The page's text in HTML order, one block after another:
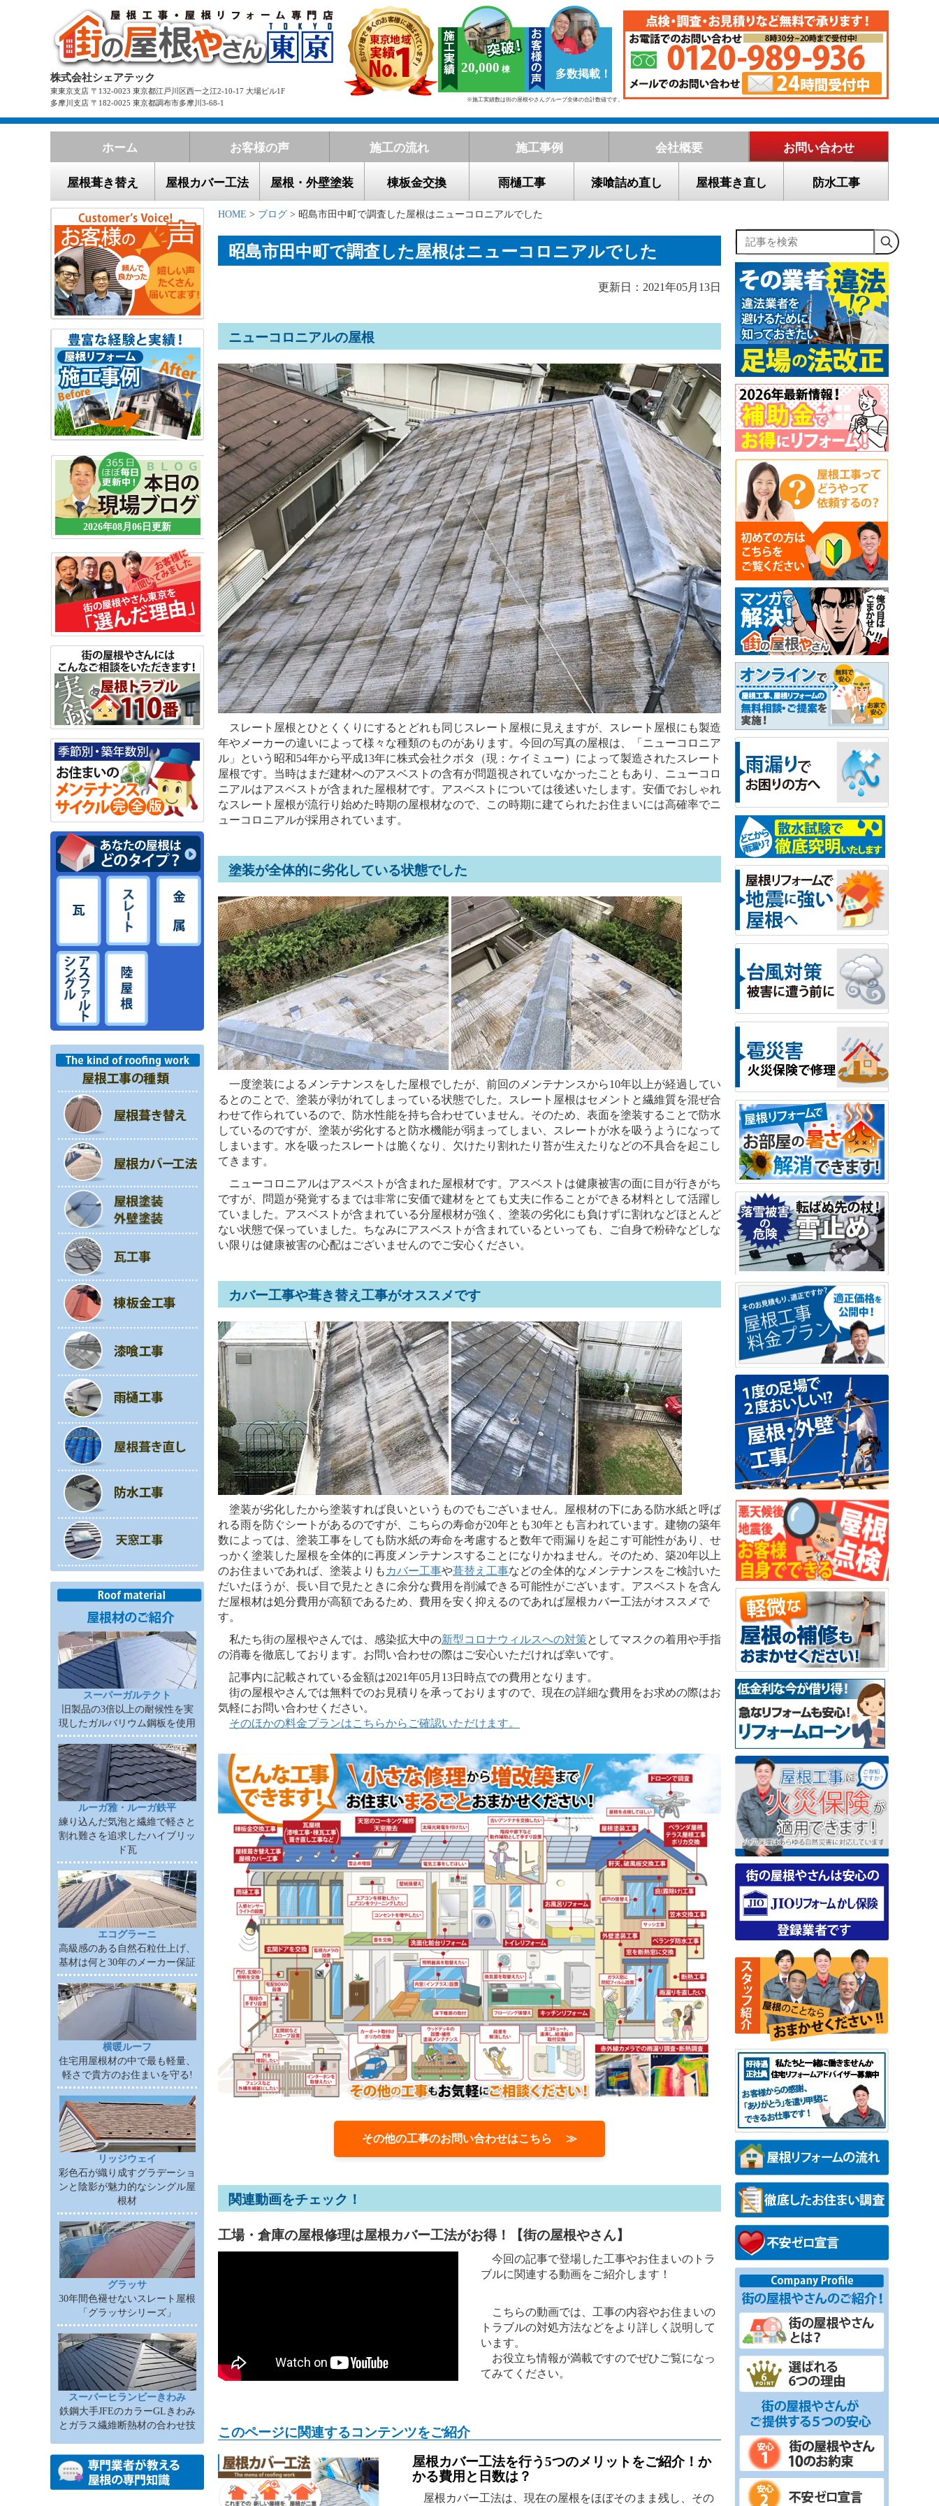
株式会社シェアテック
東東京支店 〒132-0023 東京都江戸川区西一之江2-10-17 大場ビル1F
多摩川支店 〒182-0025 東京都調布市多摩川3-68-1
20,000 多数掲載！
※施工実績数は街の屋根やさんグループ全体の合計数値です。
ホーム お客様の声 施工の流れ 施工事例 会社概要 お問い合わせ
屋根葺き替え 屋根カバー工法 屋根・外壁塗装 棟板金交換 雨樋工事 漆喰詰め直し 屋根葺き直し 防水工事
2026年08月06日更新
スーパーガルテクト
旧製品の3倍以上の耐候性を実
現したガルバリウム鋼板を使用
ルーガ雅・ルーガ鉄平
練り込んだ気泡と繊維で軽さと
割れ難さを追求したハイブリッ
ド瓦
エコグラーニ
高級感のある自然石粒仕上げ、
基材は何と30年のメーカー保証
横暖ルーフ
住宅用屋根材の中で最も軽量、
軽さで貴方のお住まいを守る!
リッジウェイ
彩色石が織り成すグラデーショ
ンと陰影が魅力的なシングル屋
根材
グラッサ
30年間色褪せないスレート屋根
「グラッサシリーズ」
スーパーヒランビーきわみ
鉄鋼大手JFEのカラーGLきわみ
とガラス繊維断熱材の合わせ技
HOME > ブログ > 昭島市田中町で調査した屋根はニューコロニアルでした
昭島市田中町で調査した屋根はニューコロニアルでした
更新日：2021年05月13日
ニューコロニアルの屋根
スレート屋根とひとくくりにするとどれも同じスレート屋根に見えますが、スレート屋根にも製造
年やメーカーの違いによって様々な種類のものがあります。今回の写真の屋根は、「ニューコロニア
ル」という昭和54年から平成13年に株式会社クボタ（現：ケイミュー）によって製造されたスレート
屋根です。当時はまだ建材へのアスベストの含有が問題視されていなかったこともあり、ニューコロ
ニアルはアスベストが含まれた屋根材です。アスベストについては後述いたします。安価でおしゃれ
なスレート屋根が流行り始めた時期の屋根材なので、この時期に建てられたお住まいには高確率でニ
ューコロニアルが採用されています。
塗装が全体的に劣化している状態でした
一度塗装によるメンテナンスをした屋根でしたが、前回のメンテナンスから10年以上が経過してい
るとのことで、塗装が剥がれてしまっている状態でした。スレート屋根はセメントと繊維質を混ぜ合
わせて作られているので、防水性能を持ち合わせていません。そのため、表面を塗装することで防水
しているのですが、塗装が劣化すると防水機能が弱まってしまい、スレートが水を吸うようになって
しまいます。水を吸ったスレートは脆くなり、欠けたり割れたり苔が生えたりなどの不具合を起こし
てきます。
ニューコロニアルはアスベストが含まれた屋根材です。アスベストは健康被害の面に目が行きがち
ですが、問題が発覚するまでは非常に安価で建材をとても丈夫に作ることができる材料として活躍し
ていました。アスベストが含まれている分屋根材が強く、塗装の劣化にも負けずに割れなどほとんど
ない状態で保っていました。ちなみにアスベストが含まれているといっても、ご自身で粉砕などしな
い限りは健康被害の心配はございませんのでご安心ください。
カバー工事や葺き替え工事がオススメです
塗装が劣化したから塗装すれば良いというものでもございません。屋根材の下にある防水紙と呼ば
れる雨を防ぐシートがあるのですが、こちらの寿命が20年とも30年とも言われています。建物の築年
数によっては、塗装工事をしても防水紙の寿命を考慮すると数年で雨漏りを起こす可能性があり、せ
っかく塗装した屋根を全体的に再度メンテナンスすることになりかねません。そのため、築20年以上
のお住まいであれば、塗装よりも カバー工事や葺替え工事などの全体的なメンテナンスをご検討いた
だいたほうが、長い目で見たときに余分な費用を削減できる可能性がございます。アスベストを含ん
だ屋根材は処分費用が高額であるため、費用を安く抑えるのであれば屋根カバー工法がオススメで
す。
私たち街の屋根やさんでは、感染拡大中の新型コロナウィルスへの対策としてマスクの着用や手指
の消毒を徹底しております。お問い合わせの際はご安心いただければ幸いです。
記事内に記載されている金額は2021年05月13日時点での費用となります。
街の屋根やさんでは無料でのお見積りを承っておりますので、現在の詳細な費用をお求めの際はお
気軽にお問い合わせください。
そのほかの料金プランはこちらからご確認いただけます。
その他の工事のお問い合わせはこちら ≫
関連動画をチェック！
工場・倉庫の屋根修理は屋根カバー工法がお得！【街の屋根やさん】
今回の記事で登場した工事やお住まいのトラ
ブルに関連する動画をご紹介します！
こちらの動画では、工事の内容やお住まいの
トラブルの対処方法などをより詳しく説明して
います。
お役立ち情報が満載ですのでぜひご覧になっ
てみてください。
このページに関連するコンテンツをご紹介
屋根カバー工法を行う5つのメリットをご紹介！か
かる費用と日数は？
屋根カバー工法は、現在の屋根をほぼそのまま残し、その
記事を検索